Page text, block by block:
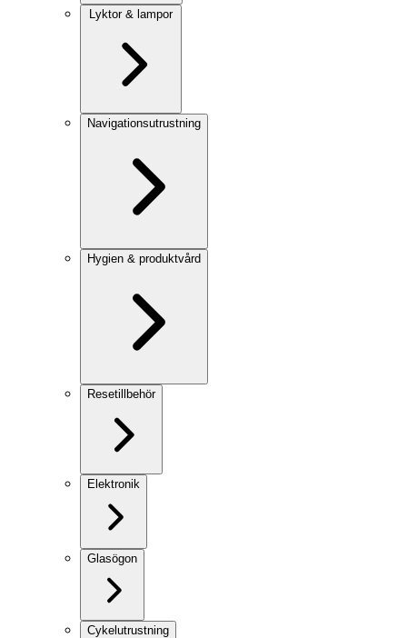
Lyktor & lampor
Navigationsutrustning
Hygien & produktvård
Resetillbehör
Elektronik
Glasögon
Cykelutrustning